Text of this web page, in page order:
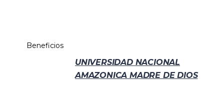
Beneficios
UNIVERSIDAD NACIONAL
AMAZONICA MADRE DE DIOS